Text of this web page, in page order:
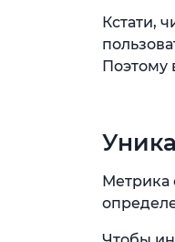
Кстати,
Поэтому
Метрика